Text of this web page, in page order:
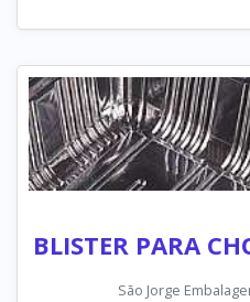
BLISTER PARA
São Jorge